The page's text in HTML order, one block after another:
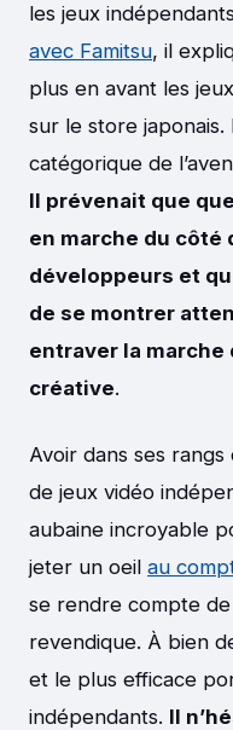
les jeux
avec Famitsu, il
plus en avant les
sur le store japonais.
catégorique de
Il prévenait que
en marche du côté
développeurs et
de se montrer
entraver la
créative.
Avoir dans ses rangs
de jeux vidéo
aubaine incroyable
jeter un oeil au
se rendre compte de
revendique. À bien
et le plus efficace
indépendants. Il